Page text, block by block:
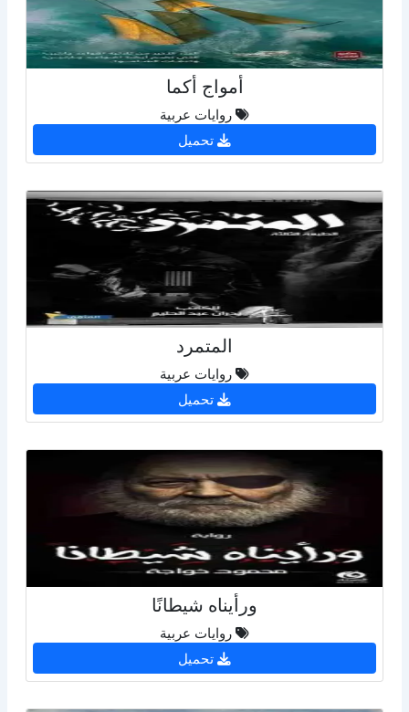
أمواج أكما
روايات عربية
تحميل
المتمرد
روايات عربية
تحميل
ورأيناه شيطانًا
روايات عربية
تحميل